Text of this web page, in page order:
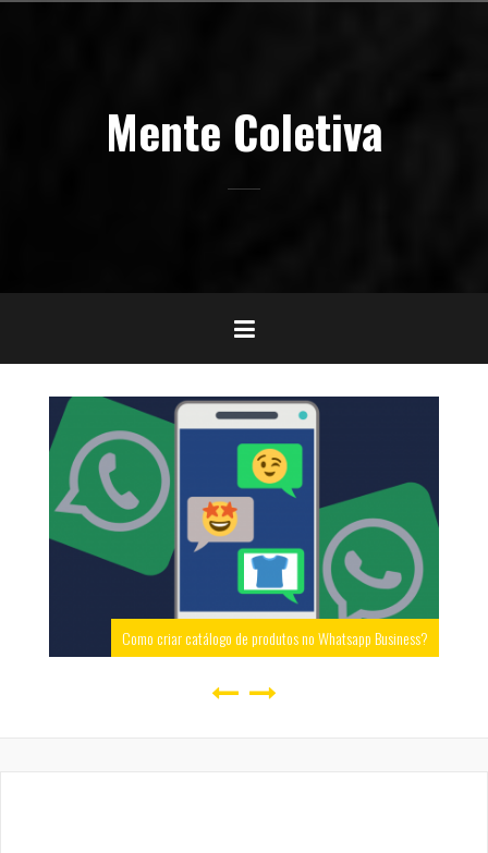
Mente Coletiva
Como criar catálogo de produtos no Whatsapp Business?